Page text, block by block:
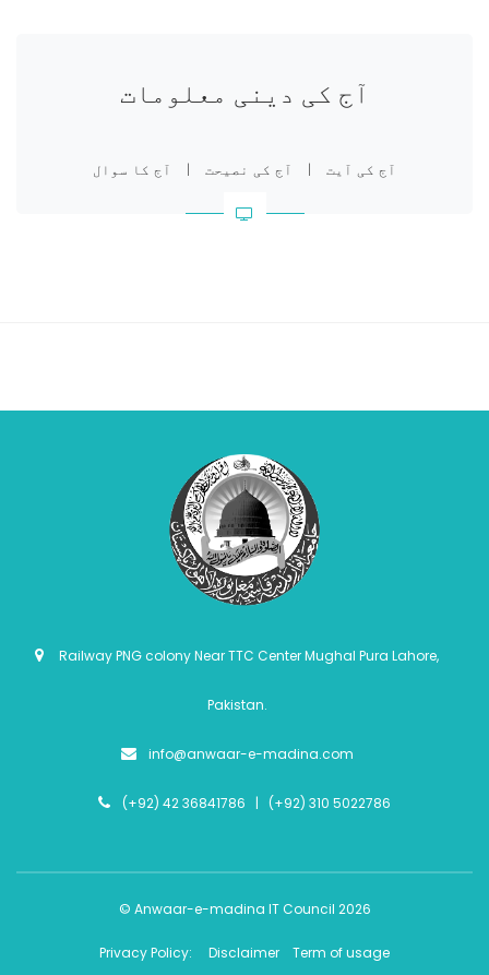
آج کی دینی معلومات
آج کی آیت | آج کی نصیحت | آج کا سوال
Railway PNG colony Near TTC Center Mughal Pura Lahore,
Pakistan.
info@anwaar-e-madina.com
(+92) 42 36841786 | (+92) 310 5022786
© Anwaar-e-madina IT Council 2026
Privacy Policy: Disclaimer Term of usage